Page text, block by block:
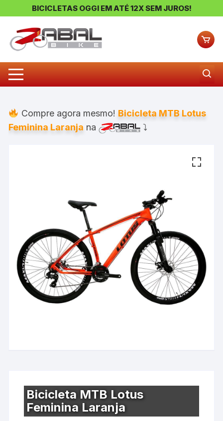
BICICLETAS OGGI EM ATÉ 12X SEM JUROS!
Compre agora mesmo! Bicicleta MTB Lotus
Feminina Laranja na ⤵
Bicicleta MTB Lotus
Feminina Laranja